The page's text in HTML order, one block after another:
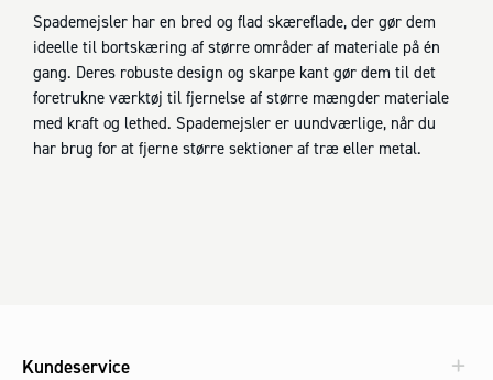
Spademejsler har en bred og flad skæreflade, der gør dem
ideelle til bortskæring af større områder af materiale på én
gang. Deres robuste design og skarpe kant gør dem til det
foretrukne værktøj til fjernelse af større mængder materiale
med kraft og lethed. Spademejsler er uundværlige, når du
har brug for at fjerne større sektioner af træ eller metal.
Kundeservice